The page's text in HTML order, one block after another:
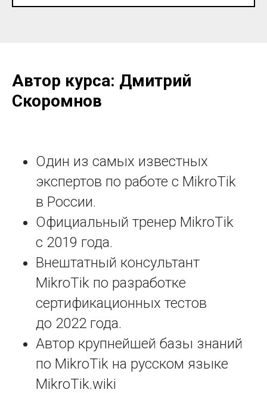
Автор курса: Дмитрий
Скоромнов
Один из самых известных
экспертов по работе с MikroTik
в России.
Официальный тренер MikroTik
с 2019 года.
Внештатный консультант
MikroTik по разработке
сертификационных тестов
до 2022 года.
Автор крупнейшей базы знаний
по MikroTik на русском языке
MikroTik.wiki